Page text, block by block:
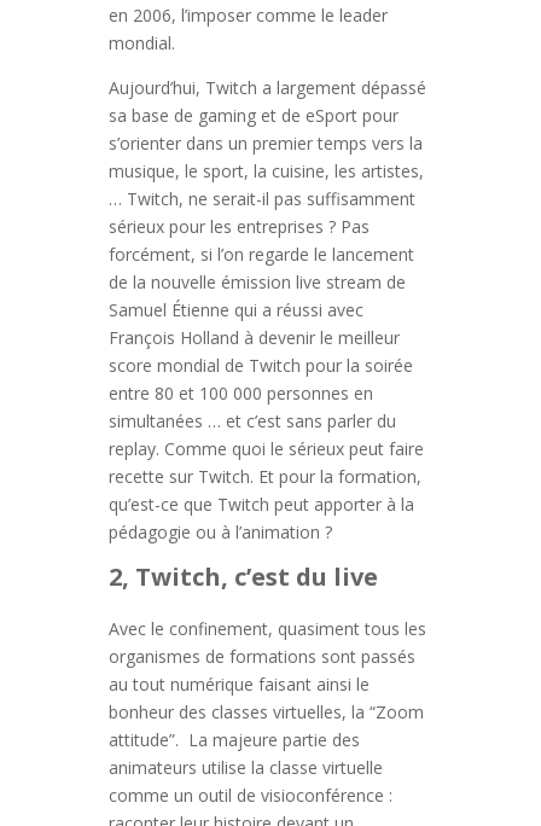
en 2006, l’imposer comme le leader
mondial.
Aujourd’hui, Twitch a largement dépassé
sa base de gaming et de eSport pour
s’orienter dans un premier temps vers la
musique, le sport, la cuisine, les artistes,
… Twitch, ne serait-il pas suffisamment
sérieux pour les entreprises ? Pas
forcément, si l’on regarde le lancement
de la nouvelle émission live stream de
Samuel Étienne qui a réussi avec
François Holland à devenir le meilleur
score mondial de Twitch pour la soirée
entre 80 et 100 000 personnes en
simultanées … et c’est sans parler du
replay. Comme quoi le sérieux peut faire
recette sur Twitch. Et pour la formation,
qu’est-ce que Twitch peut apporter à la
pédagogie ou à l’animation ?
2, Twitch, c’est du live
Avec le confinement, quasiment tous les
organismes de formations sont passés
au tout numérique faisant ainsi le
bonheur des classes virtuelles, la “Zoom
attitude”. La majeure partie des
animateurs utilise la classe virtuelle
comme un outil de visioconférence :